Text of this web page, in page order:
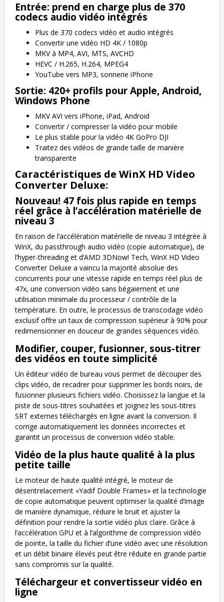
Entrée: prend en charge plus de 370
codecs audio vidéo intégrés
Plus de 370 codecs vidéo et audio intégrés
Convertir une vidéo HD 4K / 1080p
MKV à MP4, AVI, MTS, AVCHD
HEVC / H.265, H.264, MPEG4
YouTube vers MP3, sonnerie iPhone
Sortie: 420+ profils pour Apple, Android,
Windows Phone
MKV AVI vers iPhone, iPad, Android
Convertir / compresser la vidéo pour mobile
Le plus stable pour la vidéo 4K GoPro DJI
Traitez des vidéos de grande taille de manière
transparente
Caractéristiques de WinX HD Video
Converter Deluxe:
Nouveau! 47 fois plus rapide en temps
réel grâce à l’accélération matérielle de
niveau 3
En raison de l’accélération matérielle de niveau 3 intégrée à
WinX, du passthrough audio vidéo (copie automatique), de
l’hyper-threading et d’AMD 3DNow! Tech, WinX HD Video
Converter Deluxe a vaincu la majorité absolue des
concurrents pour une vitesse rapide en temps réel plus de
47x, une conversion vidéo sans bégaiement et une
utilisation minimale du processeur / contrôle de la
température. En outre, le processus de transcodage vidéo
exclusif offre un taux de compression supérieur à 90% pour
redimensionner en douceur de grandes séquences vidéo.
Modifier, couper, fusionner, sous-titrer
des vidéos en toute simplicité
Un éditeur vidéo de bureau vous permet de découper des
clips vidéo, de recadrer pour supprimer les bords noirs, de
fusionner plusieurs fichiers vidéo. Choisissez la langue et la
piste de sous-titres souhaitées et joignez les sous-titres
SRT externes téléchargés en ligne avant la conversion. Il
corrige automatiquement les données incorrectes et
garantit un processus de conversion vidéo stable.
Vidéo de la plus haute qualité à la plus
petite taille
Le moteur de haute qualité intégré, le moteur de
désentrelacement «Yadif Double Frames» et la technologie
de copie automatique peuvent optimiser la qualité d’image
de manière dynamique, réduire le bruit et ajuster la
définition pour rendre la sortie vidéo plus claire. Grâce à
l’accélération GPU et à l’algorithme de compression vidéo
de pointe, la taille du fichier d’une vidéo avec une résolution
et un débit binaire élevés peut être réduite en grande partie
sans compromis sur la qualité.
Téléchargeur et convertisseur vidéo en
ligne